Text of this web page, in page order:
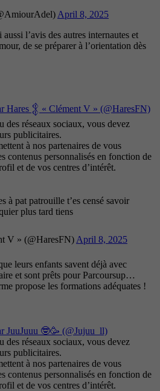
April 8, 2025
l’avis des autres internautes et
de se préparer à l’orientation dès
Hares 𒉭 « Clément V » (@HaresFN)
des réseaux sociaux, vous devez
publicitaires.
à nos partenaires de vous
contenus personnalisés en fonction de
et de vos centres d’intérêt.
à pat patrouille t’es censé savoir
plus tard tiens
V » (@HaresFN) April 8, 2025
leurs enfants savent déjà avec
et sont prêts pour Parcoursup…
propose les formations adéquates !
JuuJuuu 🤓🥳 (@Jujuu_ll)
des réseaux sociaux, vous devez
publicitaires.
à nos partenaires de vous
contenus personnalisés en fonction de
et de vos centres d’intérêt.